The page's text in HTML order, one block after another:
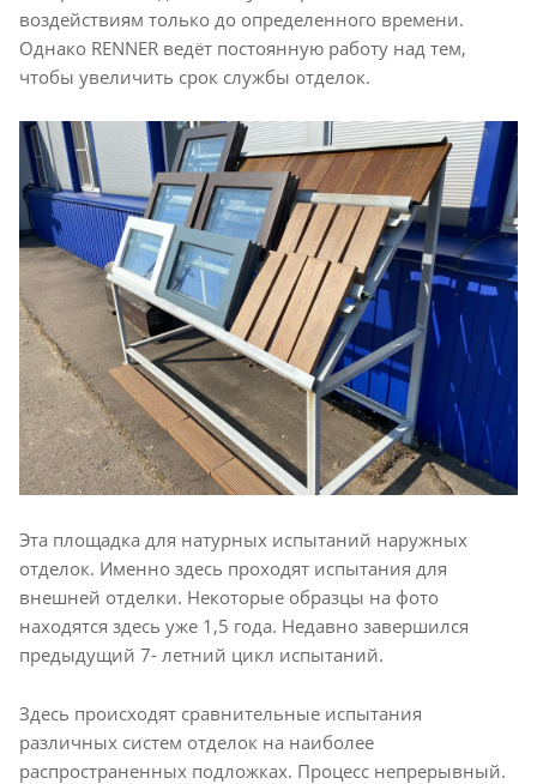
воздействиям только до определенного времени.
Однако RENNER ведёт постоянную работу над тем,
чтобы увеличить срок службы отделок.
Эта площадка для натурных испытаний наружных
отделок. Именно здесь проходят испытания для
внешней отделки. Некоторые образцы на фото
находятся здесь уже 1,5 года. Недавно завершился
предыдущий 7- летний цикл испытаний.
Здесь происходят сравнительные испытания
различных систем отделок на наиболее
распространенных подложках. Процесс непрерывный.